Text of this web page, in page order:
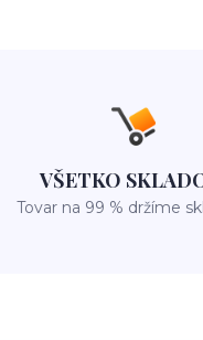
VŠETKO
Tovar na 99 % držíme